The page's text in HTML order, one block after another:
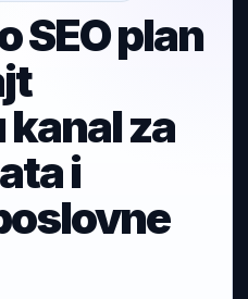
SEO plan
za
i